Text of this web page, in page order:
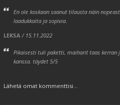
En ole koskaan saanut tilausta näin
laadukkaita ja sopivia.
LEKSA/ 15.11.2022
Pikaisesti tuli paketti, maiharit taas
kanssa. täydet 5/5
Lähetä omat kommenttisi...